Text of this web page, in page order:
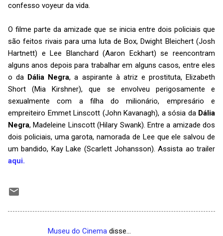
confesso voyeur da vida.
O filme parte da amizade que se inicia entre dois policiais que
são feitos rivais para uma luta de Box, Dwight Bleichert (Josh
Hartnett) e Lee Blanchard (Aaron Eckhart) se reencontram
alguns anos depois para trabalhar em alguns casos, entre eles
o da Dália Negra, a aspirante à atriz e prostituta, Elizabeth
Short (Mia Kirshner), que se envolveu perigosamente e
sexualmente com a filha do milionário, empresário e
empreiteiro Emmet Linscott (John Kavanagh), a sósia da Dália
Negra, Madeleine Linscott (Hilary Swank). Entre a amizade dos
dois policiais, uma garota, namorada de Lee que ele salvou de
um bandido, Kay Lake (Scarlett Johansson). Assista ao trailer
aqui.
Museu do Cinema disse…